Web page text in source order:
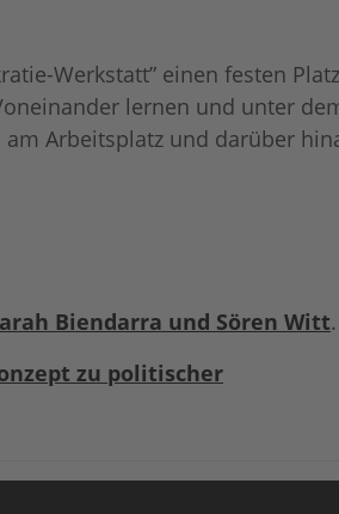
Werkstatt” einen festen
lernen und unter
Arbeitsplatz und darüber
Biendarra und Sören Witt.
zu politischer